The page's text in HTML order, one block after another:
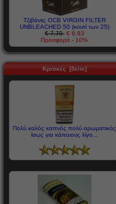
Τζιβάνες OCB VIRGIN FILTER
UNBLEACHED 50 (κουτί των 25)
€ 7,70 € 6,93
Προσφορά - 10%
Κριτικές [δείτε]
Πολύ καλός καπνός πολύ αρωματικός
ίσως για κάποιους λίγο...